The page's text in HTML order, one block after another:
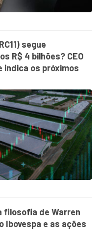
segue
R$ 4 bilhões? CEO
indica os próximos
filosofia de Warren
e as ações